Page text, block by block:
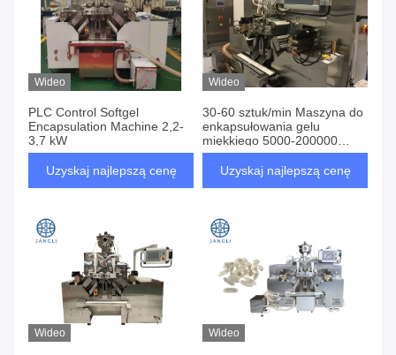
Wideo
PLC Control Softgel
Encapsulation Machine 2,2-
3,7 kW
Uzyskaj najlepszą cenę
Wideo
30-60 sztuk/min Maszyna do
enkapsułowania gelu
miękkiego 5000-200000
kapsułek/h
Uzyskaj najlepszą cenę
Wideo Wideo